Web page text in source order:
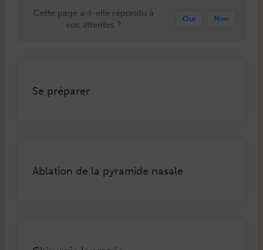
Cette page a-t-elle répondu à
vos attentes ?
Oui Non
Se préparer
Ablation de la pyramide nasale